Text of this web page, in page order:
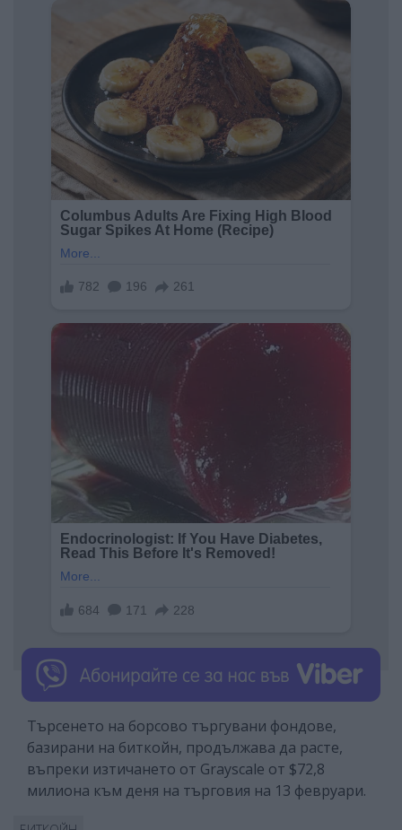
Търсенето на борсово търгувани фондове,
базирани на биткойн, продължава да расте,
въпреки изтичането от Grayscale от $72,8
милиона към деня на търговия на 13 февруари.